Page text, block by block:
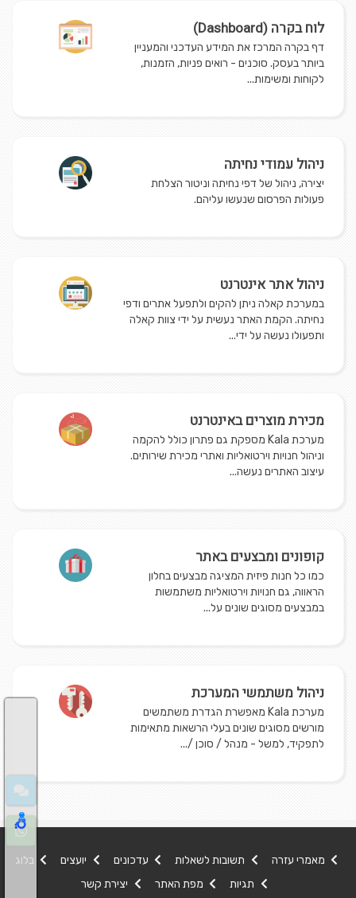
לוח בקרה (Dashboard)
דף בקרה המרכז את המידע העדכני והמעניין
ביותר בעסק. סוכנים - רואים פניות, הזמנות,
לקוחות ומשימות...
ניהול עמודי נחיתה
יצירה, ניהול של דפי נחיתה וניטור הצלחת
פעולות הפרסום שנעשו עליהם.
ניהול אתר אינטרנט
במערכת קאלה ניתן להקים ולתפעל אתרים ודפי
נחיתה. הקמת האתר נעשית על ידי צוות קאלה
ותפעולו נעשה על ידי...
מכירת מוצרים באינטרנט
מערכת Kala מספקת גם פתרון כולל להקמה
וניהול חנויות וירטואליות ואתרי מכירת שירותים.
עיצוב האתרים נעשה...
קופונים ומבצעים באתר
כמו כל חנות פיזית המציגה מבצעים בחלון
הראווה, גם חנויות וירטואליות משתמשות
במבצעים מסוגים שונים על...
ניהול משתמשי המערכת
מערכת Kala מאפשרת הגדרת משתמשים
מורשים מסוגים שונים בעלי הרשאות מתאימות
לתפקיד, למשל - מנהל / סוכן /...
מאמרי עזרה תשובות לשאלות עדכונים יועצים
בלוג
תגיות
מפת האתר יצירת קשר